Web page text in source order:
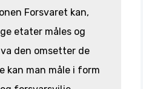
Forsvaret kan,
etater måles og
den omsetter de
kan man måle i form